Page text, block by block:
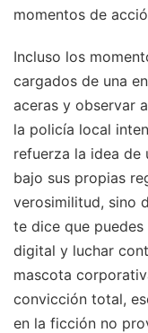
momentos de
Incluso los
cargados de una
aceras y observar
la policía local
refuerza la idea de
bajo sus propias
verosimilitud, sino
te dice que
digital y luchar
mascota
convicción total,
en la ficción no